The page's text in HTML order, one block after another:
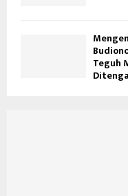
Teguh